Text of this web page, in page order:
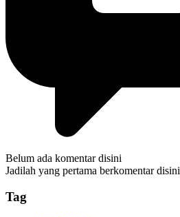
Belum ada komentar disini
Jadilah yang pertama berkomentar disini
Tag